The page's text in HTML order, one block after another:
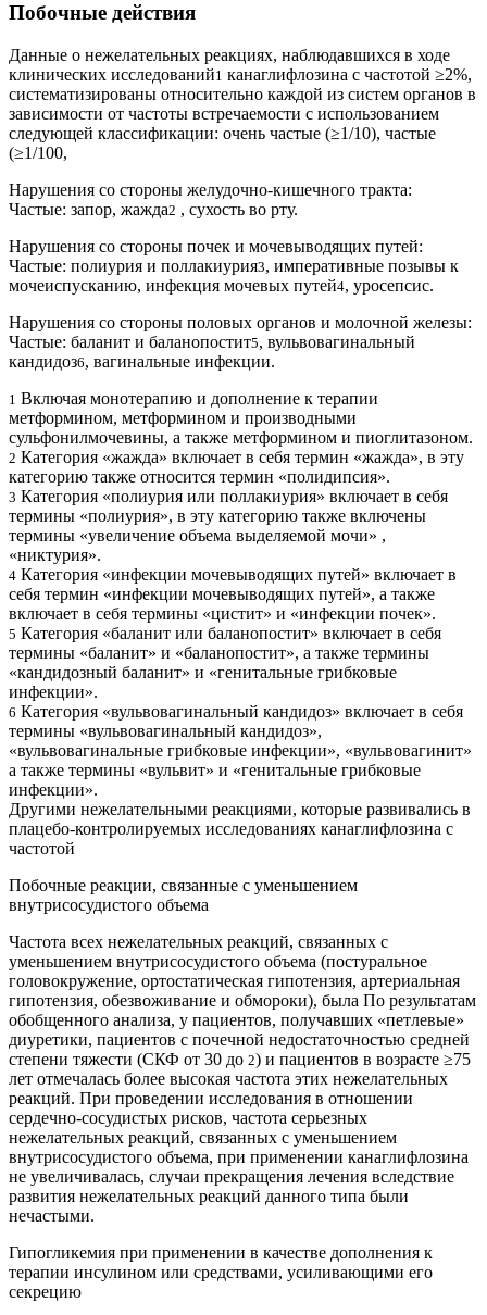
Побочные действия
Данные о нежелательных реакциях, наблюдавшихся в ходе
клинических исследований1 канаглифлозина с частотой ≥2%,
систематизированы относительно каждой из систем органов в
зависимости от частоты встречаемости с использованием
следующей классификации: очень частые (≥1/10), частые
(≥1/100,
Нарушения со стороны желудочно-кишечного тракта:
Частые: запор, жажда2 , сухость во рту.
Нарушения со стороны почек и мочевыводящих путей:
Частые: полиурия и поллакиурия3, императивные позывы к
мочеиспусканию, инфекция мочевых путей4, уросепсис.
Нарушения со стороны половых органов и молочной железы:
Частые: баланит и баланопостит5, вульвовагинальный
кандидоз6, вагинальные инфекции.
1 Включая монотерапию и дополнение к терапии
метформином, метформином и производными
сульфонилмочевины, а также метформином и пиоглитазоном.
2 Категория «жажда» включает в себя термин «жажда», в эту
категорию также относится термин «полидипсия».
3 Категория «полиурия или поллакиурия» включает в себя
термины «полиурия», в эту категорию также включены
термины «увеличение объема выделяемой мочи» ,
«никтурия».
4 Категория «инфекции мочевыводящих путей» включает в
себя термин «инфекции мочевыводящих путей», а также
включает в себя термины «цистит» и «инфекции почек».
5 Категория «баланит или баланопостит» включает в себя
термины «баланит» и «баланопостит», а также термины
«кандидозный баланит» и «генитальные грибковые
инфекции».
6 Категория «вульвовагинальный кандидоз» включает в себя
термины «вульвовагинальный кандидоз»,
«вульвовагинальные грибковые инфекции», «вульвовагинит»
а также термины «вульвит» и «генитальные грибковые
инфекции».
Другими нежелательными реакциями, которые развивались в
плацебо-контролируемых исследованиях канаглифлозина с
частотой
Побочные реакции, связанные с уменьшением
внутрисосудистого объема
Частота всех нежелательных реакций, связанных с
уменьшением внутрисосудистого объема (постуральное
головокружение, ортостатическая гипотензия, артериальная
гипотензия, обезвоживание и обмороки), была По результатам
обобщенного анализа, у пациентов, получавших «петлевые»
диуретики, пациентов с почечной недостаточностью средней
степени тяжести (СКФ от 30 до 2) и пациентов в возрасте ≥75
лет отмечалась более высокая частота этих нежелательных
реакций. При проведении исследования в отношении
сердечно-сосудистых рисков, частота серьезных
нежелательных реакций, связанных с уменьшением
внутрисосудистого объема, при применении канаглифлозина
не увеличивалась, случаи прекращения лечения вследствие
развития нежелательных реакций данного типа были
нечастыми.
Гипогликемия при применении в качестве дополнения к
терапии инсулином или средствами, усиливающими его
секрецию